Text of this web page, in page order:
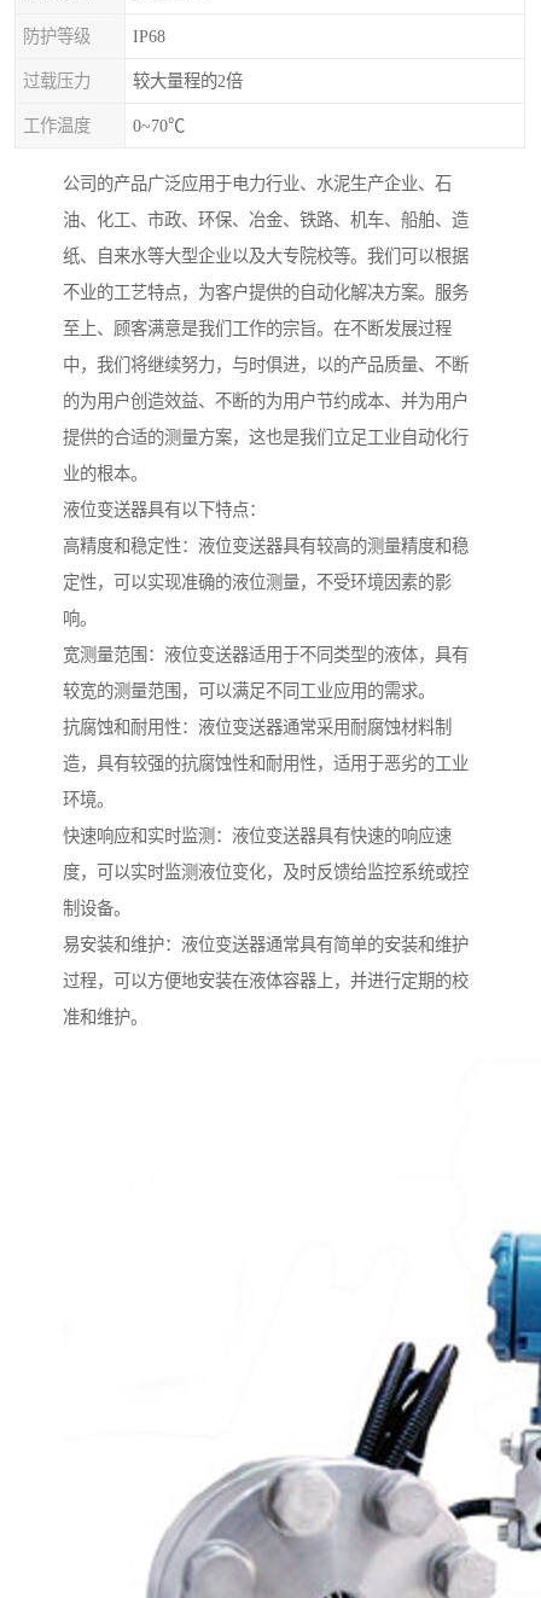
防护等级 IP68
过载压力 较大量程的2倍
工作温度 0~70℃
公司的产品广泛应用于电力行业、水泥生产企业、石
油、化工、市政、环保、冶金、铁路、机车、船舶、造
纸、自来水等大型企业以及大专院校等。我们可以根据
不业的工艺特点，为客户提供的自动化解决方案。服务
至上、顾客满意是我们工作的宗旨。在不断发展过程
中，我们将继续努力，与时俱进，以的产品质量、不断
的为用户创造效益、不断的为用户节约成本、并为用户
提供的合适的测量方案，这也是我们立足工业自动化行
业的根本。
液位变送器具有以下特点：
高精度和稳定性：液位变送器具有较高的测量精度和稳
定性，可以实现准确的液位测量，不受环境因素的影
响。
宽测量范围：液位变送器适用于不同类型的液体，具有
较宽的测量范围，可以满足不同工业应用的需求。
抗腐蚀和耐用性：液位变送器通常采用耐腐蚀材料制
造，具有较强的抗腐蚀性和耐用性，适用于恶劣的工业
环境。
快速响应和实时监测：液位变送器具有快速的响应速
度，可以实时监测液位变化，及时反馈给监控系统或控
制设备。
易安装和维护：液位变送器通常具有简单的安装和维护
过程，可以方便地安装在液体容器上，并进行定期的校
准和维护。